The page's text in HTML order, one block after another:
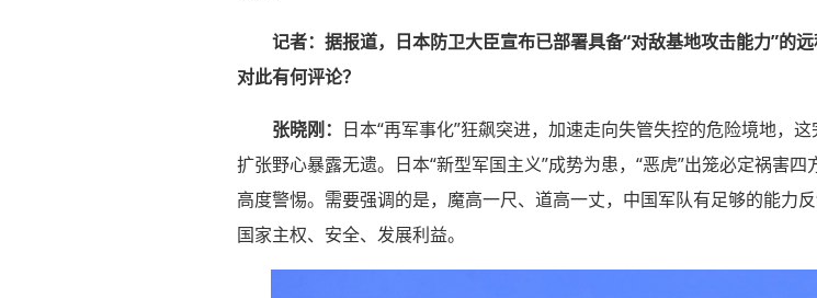
记者：据报道，日本防卫大臣宣布已部署具备“对敌基地攻击能力”的
对此有何评论？
张晓刚： 日本“再军事化”狂飙突进，加速走向失管失控的危险境地，
扩张野心暴露无遗。日本“新型军国主义”成势为患，“恶虎”出笼必定祸害
高度警惕。需要强调的是，魔高一尺、道高一丈，中国军队有足够的能力
国家主权、安全、发展利益。